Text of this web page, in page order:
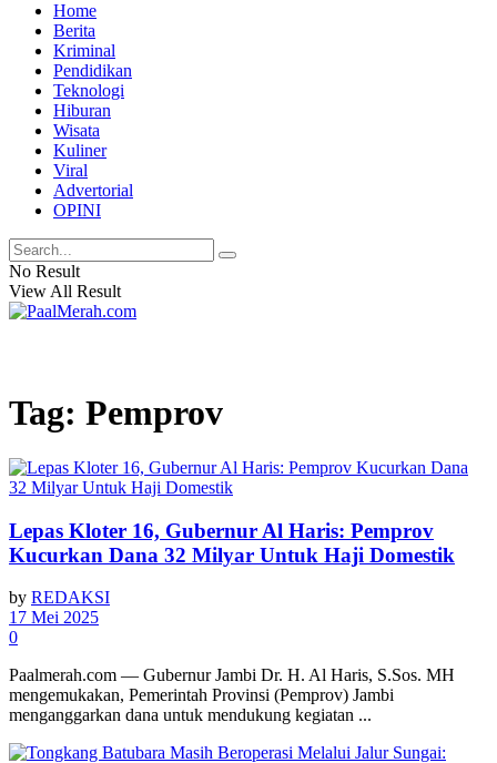
Home
Berita
Kriminal
Pendidikan
Teknologi
Hiburan
Wisata
Kuliner
Viral
Advertorial
OPINI
No Result
View All Result
Tag: Pemprov
Lepas Kloter 16, Gubernur Al Haris: Pemprov
Kucurkan Dana 32 Milyar Untuk Haji Domestik
by REDAKSI
17 Mei 2025
0
Paalmerah.com — Gubernur Jambi Dr. H. Al Haris, S.Sos. MH
mengemukakan, Pemerintah Provinsi (Pemprov) Jambi
menganggarkan dana untuk mendukung kegiatan ...